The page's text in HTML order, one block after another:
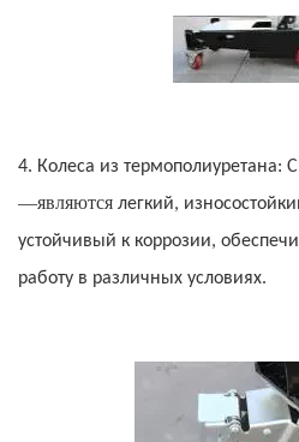
4. Колеса из термополиуретана: С
—являются легкий,
устойчивый к коррозии,
работу в различных условиях.